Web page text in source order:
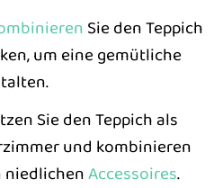
Sie den Teppich
um eine gemütliche
Sie den Teppich als
und kombinieren
niedlichenAccessoires.